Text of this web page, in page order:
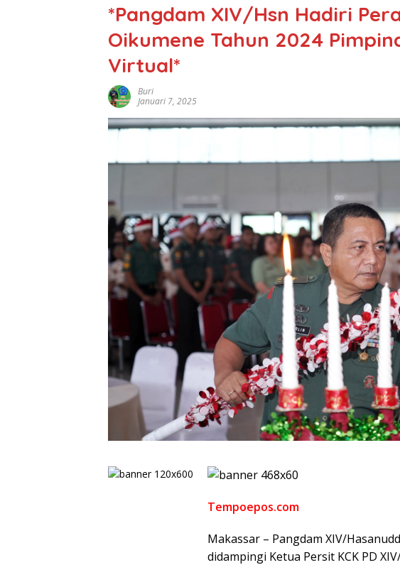
*Pangdam XIV/Hsn Hadiri
Oikumene Tahun 2024
Virtual*
Buri
Januari 7, 2025
Tempoepos.com
Makassar – Pangdam XIV/
didampingi Ketua Persit KCK PD